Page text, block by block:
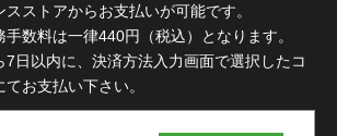
ストアからお支払いが可能です。
数料は一律440円（税込）となります。
7日以内に、決済方法入力画面で選択したコ
お支払い下さい。